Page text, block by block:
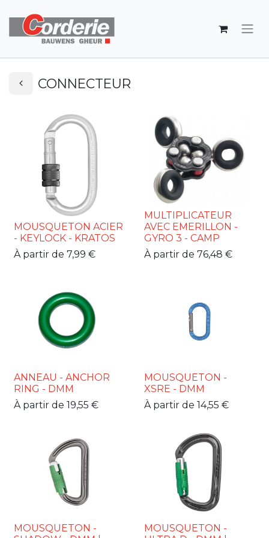
CONNECTEUR
MOUSQUETON ACIER
- KEYLOCK - KRATOS
À partir de 7,99 €
MULTIPLICATEUR
AVEC EMERILLON -
GYRO 3 - CAMP
À partir de 76,48 €
ANNEAU - ANCHOR
RING - DMM
À partir de 19,55 €
MOUSQUETON -
XSRE - DMM
À partir de 14,55 €
MOUSQUETON -
MOUSQUETON -